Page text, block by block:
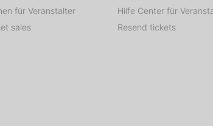
für Veranstalter
sales
Hilfe Center für
Resend tickets